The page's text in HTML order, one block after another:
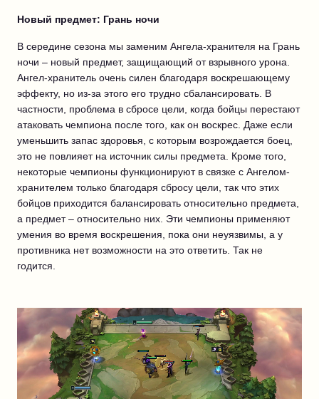
Новый предмет: Грань ночи
В середине сезона мы заменим Ангела-хранителя на Грань
ночи – новый предмет, защищающий от взрывного урона.
Ангел-хранитель очень силен благодаря воскрешающему
эффекту, но из-за этого его трудно сбалансировать. В
частности, проблема в сбросе цели, когда бойцы перестают
атаковать чемпиона после того, как он воскрес. Даже если
уменьшить запас здоровья, с которым возрождается боец,
это не повлияет на источник силы предмета. Кроме того,
некоторые чемпионы функционируют в связке с Ангелом-
хранителем только благодаря сбросу цели, так что этих
бойцов приходится балансировать относительно предмета,
а предмет – относительно них. Эти чемпионы применяют
умения во время воскрешения, пока они неуязвимы, а у
противника нет возможности на это ответить. Так не
годится.